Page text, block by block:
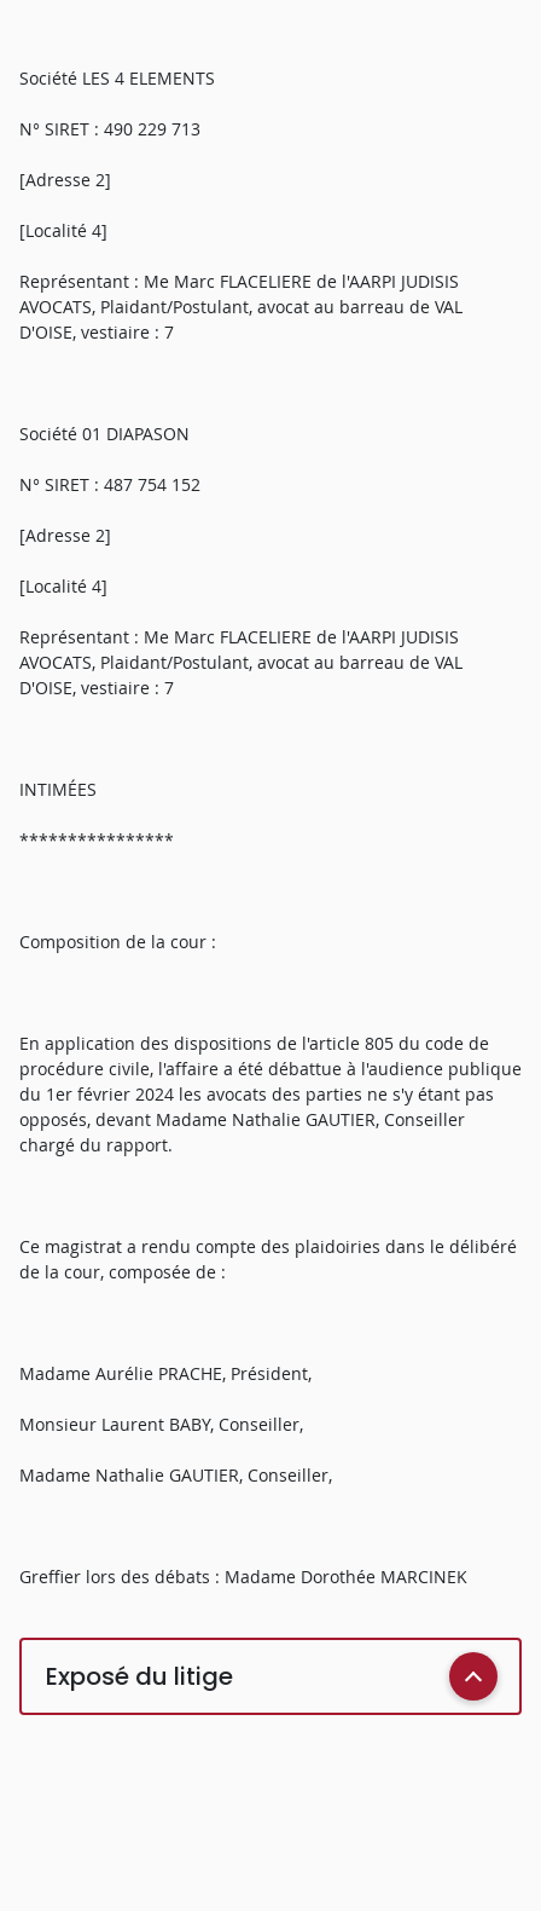
Société LES 4 ELEMENTS
N° SIRET : 490 229 713
[Adresse 2]
[Localité 4]
Représentant : Me Marc FLACELIERE de l'AARPI JUDISIS
AVOCATS, Plaidant/Postulant, avocat au barreau de VAL
D'OISE, vestiaire : 7
Société 01 DIAPASON
N° SIRET : 487 754 152
[Adresse 2]
[Localité 4]
Représentant : Me Marc FLACELIERE de l'AARPI JUDISIS
AVOCATS, Plaidant/Postulant, avocat au barreau de VAL
D'OISE, vestiaire : 7
INTIMÉES
****************
Composition de la cour :
En application des dispositions de l'article 805 du code de
procédure civile, l'affaire a été débattue à l'audience publique
du 1er février 2024 les avocats des parties ne s'y étant pas
opposés, devant Madame Nathalie GAUTIER, Conseiller
chargé du rapport.
Ce magistrat a rendu compte des plaidoiries dans le délibéré
de la cour, composée de :
Madame Aurélie PRACHE, Président,
Monsieur Laurent BABY, Conseiller,
Madame Nathalie GAUTIER, Conseiller,
Greffier lors des débats : Madame Dorothée MARCINEK
Exposé du litige